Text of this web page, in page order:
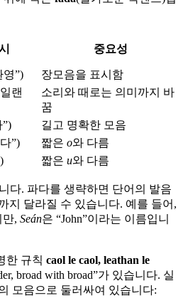
중요성
영”) 장모음을 표시함
랜
소리와 때로는 의미까지 바
꿈
길고 명확한 모음
”) 짧은 o와 다름
짧은 u와 다름
다. 파다를 생략하면 단어의 발음
지 달라질 수 있습니다. 예를 들어,
만, Seán은 “John”이라는 이름입니
한 규칙 caol le caol, leathan le
broad with broad”가 있습니다. 실
모음으로 둘러싸여 있습니다: